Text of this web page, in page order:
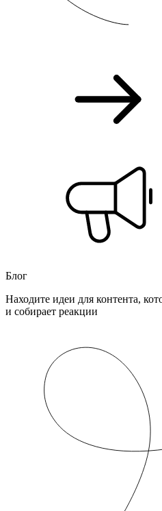
Блог
Находите идеи для контента,
и собирает реакции